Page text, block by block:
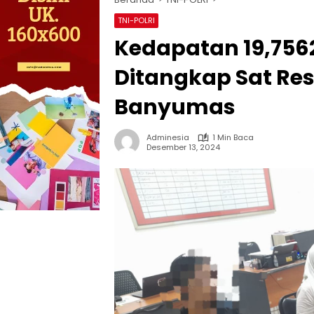
TNI-POLRI
Kedapatan
Ditangkap Sat
Banyumas
Adminesia
1 Min Baca
Desember 13, 2024